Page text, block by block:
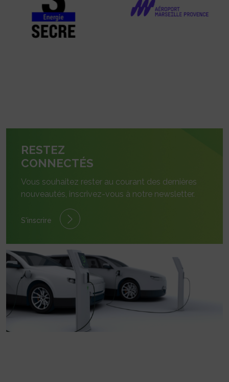
RESTEZ
CONNECTÉS
Vous souhaitez rester au courant des dernières
nouveautés, inscrivez-vous à notre newsletter.
S'inscrire